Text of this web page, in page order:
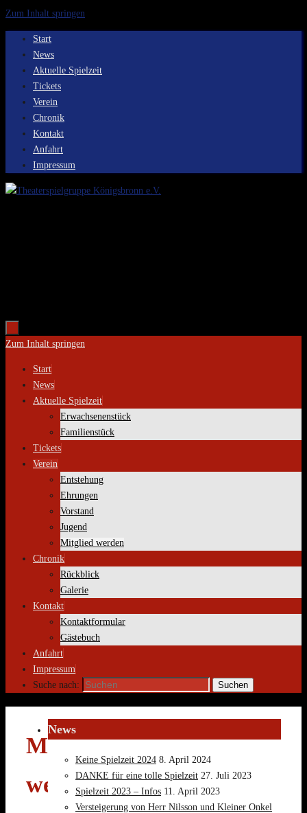
Zum Inhalt springen
Start
News
Aktuelle Spielzeit
Tickets
Verein
Chronik
Kontakt
Anfahrt
Impressum
Zum Inhalt springen
Start
News
Aktuelle Spielzeit
Erwachsenenstück
Familienstück
Tickets
Verein
Entstehung
Ehrungen
Vorstand
Jugend
Mitglied werden
Chronik
Rückblick
Galerie
Kontakt
Kontaktformular
Gästebuch
Anfahrt
Impressum
Suche nach:
Suchen
Mitglied
werden
News
Keine Spielzeit 2024 8. April 2024
DANKE für eine tolle Spielzeit 27. Juli 2023
Spielzeit 2023 – Infos 11. April 2023
Versteigerung von Herr Nilsson und Kleiner Onkel